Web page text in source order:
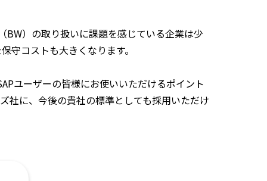
BW）の取り扱いに課題を感じている企業は少
守コストも大きくなります。
ユーザーの皆様にお使いいただけるポイント
社に、今後の貴社の標準としても採用いただけ